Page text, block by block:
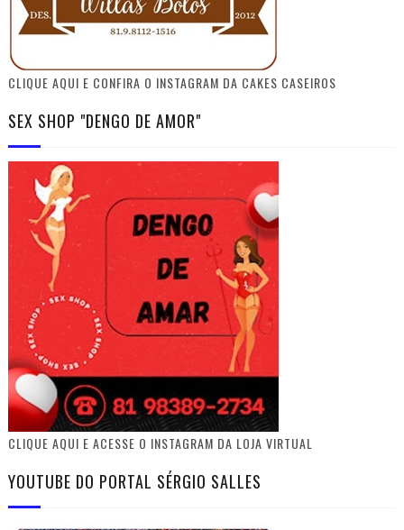
CLIQUE AQUI E CONFIRA O INSTAGRAM DA CAKES CASEIROS
SEX SHOP "DENGO DE AMOR"
CLIQUE AQUI E ACESSE O INSTAGRAM DA LOJA VIRTUAL
YOUTUBE DO PORTAL SÉRGIO SALLES